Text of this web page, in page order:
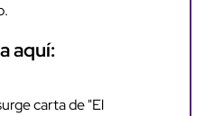
aquí:
carta de "El